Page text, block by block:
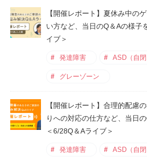
【開催レポート】夏休み中の
い方など、当日のQ＆Aの様子
イブ＞
発達障害 ASD（自閉
グレーゾーン
【開催レポート】合理的配慮
りへの対応の仕方など、当日
＜6/28Q＆Aライブ＞
発達障害 ASD（自閉